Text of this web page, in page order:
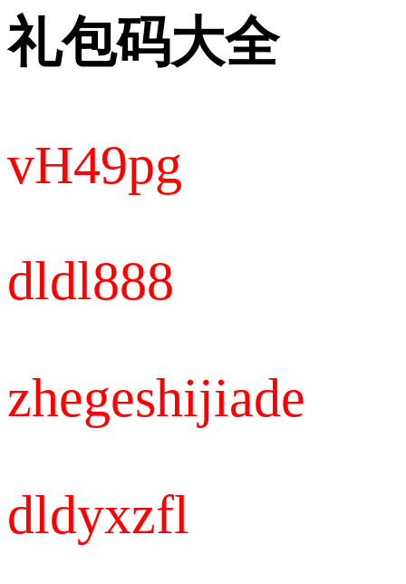
礼包码大全
vH49pg
dldl888
zhegeshijiade
dldyxzfl